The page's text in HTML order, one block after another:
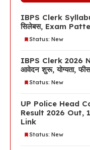
IBPS Clerk
सिलेबस, Exam
Status: New
IBPS Clerk 2026
आवेदन शुरू, योग्यता,
Status: New
UP Police Head
Result 2026 Out,
Link
Status: New